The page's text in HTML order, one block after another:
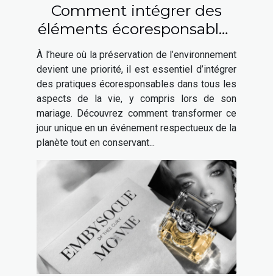
Comment intégrer des
éléments écoresponsables
à votre mariage ?
À l’heure où la préservation de l’environnement
devient une priorité, il est essentiel d’intégrer
des pratiques écoresponsables dans tous les
aspects de la vie, y compris lors de son
mariage. Découvrez comment transformer ce
jour unique en un événement respectueux de la
planète tout en conservant...